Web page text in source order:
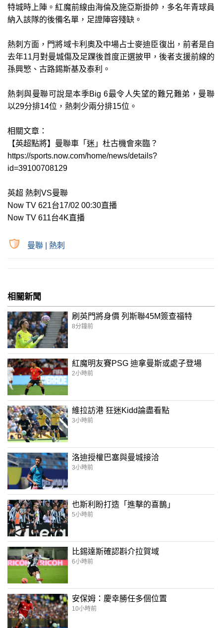
特城時上陣。紅魔前線由海倫及施亞斯掛帥，多名年青球員
納入該隊的後備名單，足證陣容殘缺。
熱刺方面，門將域卡利奧及中場占士麥迪臣復出，前者是自
去年11月對曼城傷及足踝後首度正選披甲，後者支援前線的
孫興慜、古路錫斯基及泰利。
熱刺與曼聯可說是本季Big 6最令人失望的難兄難弟，曼聯
以29分排14位，熱刺少兩分排15位。
相關文章：
【英超點將】曼聯車「迷」杜古機會來臨？
https://sports.now.com/home/news/details?
id=39100708129
英超 熱刺VS曼聯
Now TV 621台17/02 00:30直播
Now TV 611台4K直播
曼聯 熱刺
相關新聞
刷英門將身價 列斯聯45M簽查福特
8分鐘前
紅魔明友賽PSG 迪拿曼斯或處子登場
2小時前
維拉訪港 狂迷Kidd論盡看點
3小時前
洛迪授權巴塞與曼城接洽
3小時前
也斯利盼打造「進擊的喜鵲」
5小時前
比錫達斯確認斟介拉賀域
6小時前
安保姆：慶幸勝任多個位置
10小時前